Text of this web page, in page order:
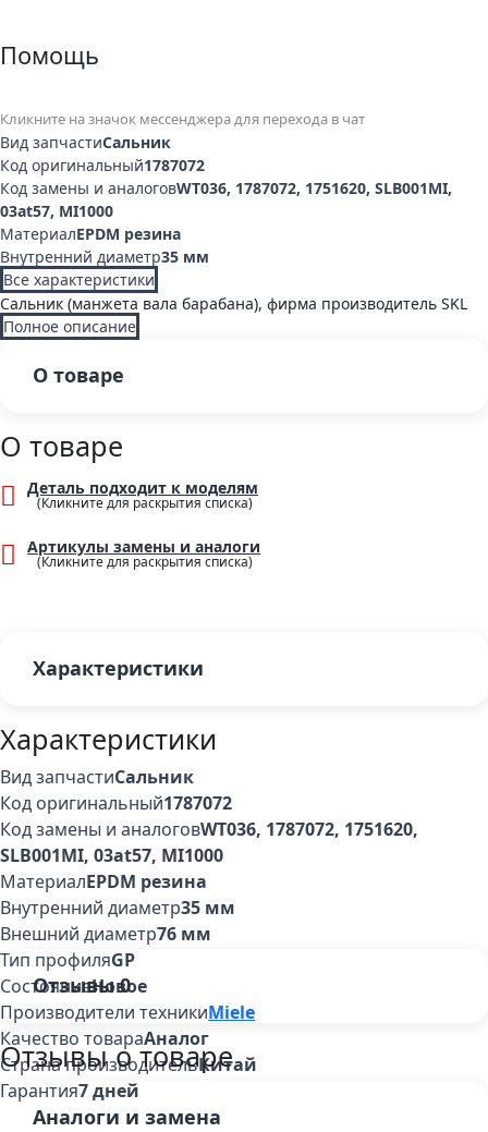
Помощь
Кликните на значок мессенджера для перехода в чат
Вид запчастиСальник
Код оригинальный1787072
Код замены и аналоговWT036, 1787072, 1751620, SLB001MI,
03at57, MI1000
МатериалEPDM резина
Внутренний диаметр35 мм
Все характеристики
Сальник (манжета вала барабана), фирма производитель SKL
Полное описание
О товаре
О товаре
Деталь подходит к моделям
Артикулы замены и аналоги
Характеристики
Характеристики
Вид запчастиСальник
Код оригинальный1787072
Код замены и аналоговWT036, 1787072, 1751620,
SLB001MI, 03at57, MI1000
МатериалEPDM резина
Внутренний диаметр35 мм
Внешний диаметр76 мм
Тип профиляGP
СостояниеНовое
Производители техникиMiele
Качество товараАналог
Страна производительКитай
Гарантия7 дней
Отзывы0
Отзывы о товаре
Аналоги и замена